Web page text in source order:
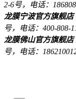
2-6号，电话：
龙膜宁波官方旗舰店
号，电话：400-808-
龙膜佛山官方旗舰店
号，电话：